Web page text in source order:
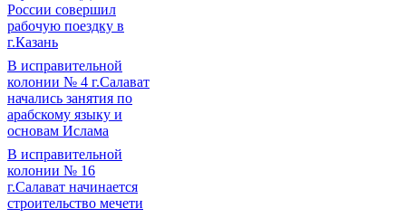
России совершил
рабочую поездку в
г.Казань
В исправительной
колонии № 4 г.Салават
начались занятия по
арабскому языку и
основам Ислама
В исправительной
колонии № 16
г.Салават начинается
строительство мечети